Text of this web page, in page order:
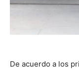
De acuerdo a los